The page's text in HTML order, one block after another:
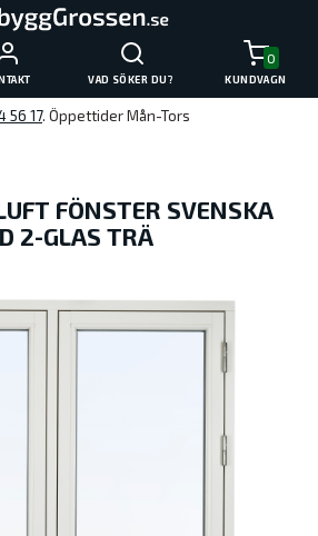
VAD SÖKER DU?
0
KUNDVAGN
56 17. Öppettider Mån-Tors
FÖNSTER SVENSKA
2-GLAS TRÄ